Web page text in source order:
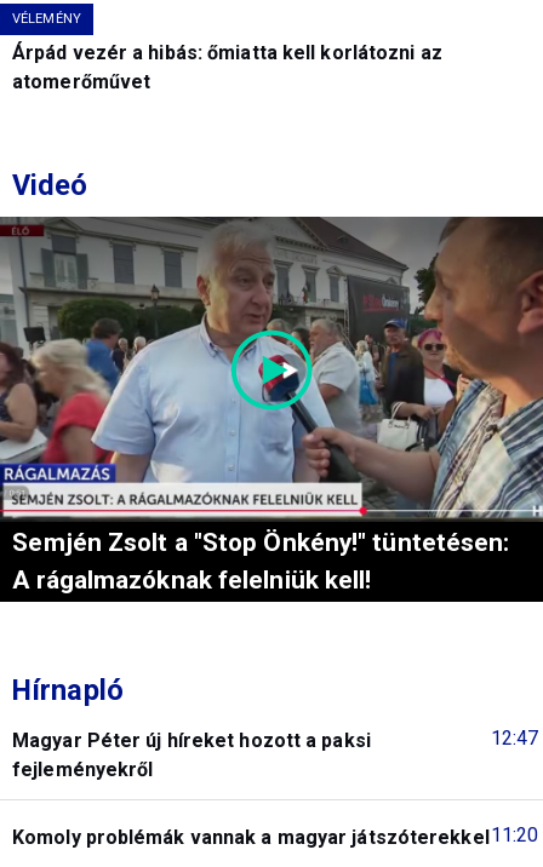
VÉLEMÉNY
Árpád vezér a hibás: őmiatta kell korlátozni az
atomerőművet
Videó
Semjén Zsolt a "Stop Önkény!" tüntetésen:
A rágalmazóknak felelniük kell!
Hírnapló
12:47
Magyar Péter új híreket hozott a paksi
fejleményekről
11:20
Komoly problémák vannak a magyar játszóterekkel